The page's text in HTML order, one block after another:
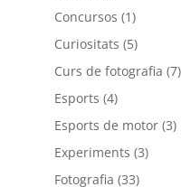
Concursos (1)
Curiositats (5)
Curs de fotografia (7)
Esports (4)
Esports de motor(3)
Experiments (3)
Fotografia (33)